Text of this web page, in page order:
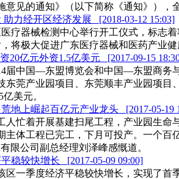
见的通知》（以下简称《通知》），
助力经开区经济发展 [2018-03-12 15:03]
疗器械检测中心举行开工仪式，标志
将极大促进广东医疗器械和医药产业健
20亿元外资1.5亿美元 [2017-09-15
届中国—东盟博览会和中国—东盟商务
东莞产业园项目、东莞顺丰产业园项
美元。
荒地上崛起百亿元产业龙头 [2017-05-19
人忙着开展基建扫尾工程，产业园生
体工程已完工，下月可投产。一个百
限公司副总经理刘泽峰感慨道。
平稳较快增长 [2017-05-09 09:00]
一季度经济平稳较快增长，实现了首